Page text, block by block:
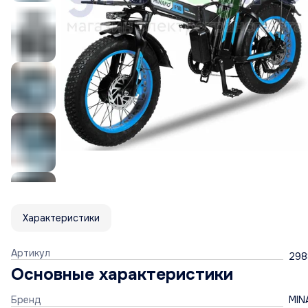
Характеристики
Артикул
Основные характеристики
Бренд